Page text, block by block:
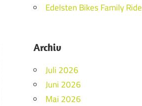
Edelsten Bikes Family Ride
Archiv
Juli 2026
Juni 2026
Mai 2026